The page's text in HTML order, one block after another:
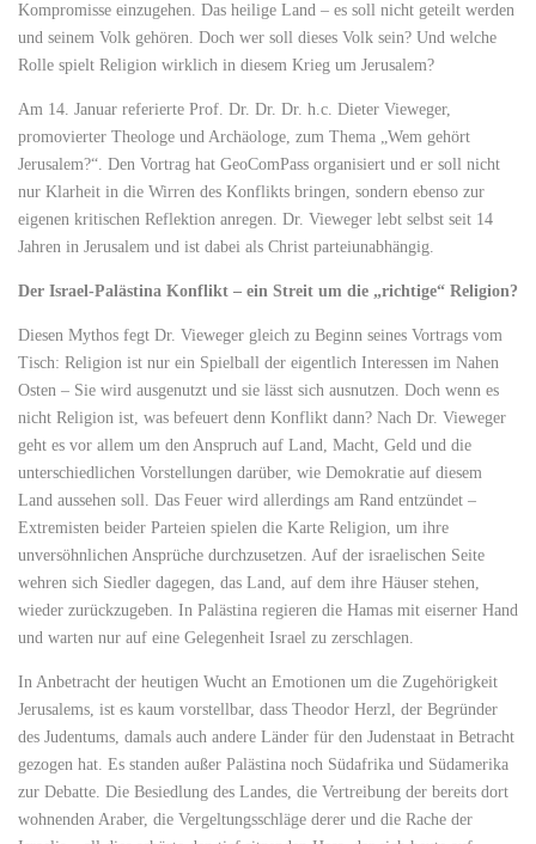
Kompromisse einzugehen. Das heilige Land – es soll nicht geteilt werden
und seinem Volk gehören. Doch wer soll dieses Volk sein? Und welche
Rolle spielt Religion wirklich in diesem Krieg um Jerusalem?
Am 14. Januar referierte Prof. Dr. Dr. Dr. h.c. Dieter Vieweger,
promovierter Theologe und Archäologe, zum Thema „Wem gehört
Jerusalem?“. Den Vortrag hat GeoComPass organisiert und er soll nicht
nur Klarheit in die Wirren des Konflikts bringen, sondern ebenso zur
eigenen kritischen Reflektion anregen. Dr. Vieweger lebt selbst seit 14
Jahren in Jerusalem und ist dabei als Christ parteiunabhängig.
Der Israel-Palästina Konflikt – ein Streit um die „richtige“ Religion?
Diesen Mythos fegt Dr. Vieweger gleich zu Beginn seines Vortrags vom
Tisch: Religion ist nur ein Spielball der eigentlich Interessen im Nahen
Osten – Sie wird ausgenutzt und sie lässt sich ausnutzen. Doch wenn es
nicht Religion ist, was befeuert denn Konflikt dann? Nach Dr. Vieweger
geht es vor allem um den Anspruch auf Land, Macht, Geld und die
unterschiedlichen Vorstellungen darüber, wie Demokratie auf diesem
Land aussehen soll. Das Feuer wird allerdings am Rand entzündet –
Extremisten beider Parteien spielen die Karte Religion, um ihre
unversöhnlichen Ansprüche durchzusetzen. Auf der israelischen Seite
wehren sich Siedler dagegen, das Land, auf dem ihre Häuser stehen,
wieder zurückzugeben. In Palästina regieren die Hamas mit eiserner Hand
und warten nur auf eine Gelegenheit Israel zu zerschlagen.
In Anbetracht der heutigen Wucht an Emotionen um die Zugehörigkeit
Jerusalems, ist es kaum vorstellbar, dass Theodor Herzl, der Begründer
des Judentums, damals auch andere Länder für den Judenstaat in Betracht
gezogen hat. Es standen außer Palästina noch Südafrika und Südamerika
zur Debatte. Die Besiedlung des Landes, die Vertreibung der bereits dort
wohnenden Araber, die Vergeltungsschläge derer und die Rache der